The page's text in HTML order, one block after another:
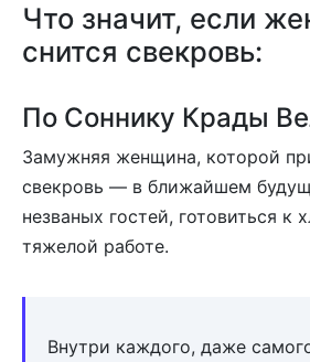
Что значит, если
снится свекровь:
По Соннику Крады
Замужняя женщина, которой
свекровь — в ближайшем
незваных гостей, готовиться к
тяжелой работе.
Внутри каждого, даже